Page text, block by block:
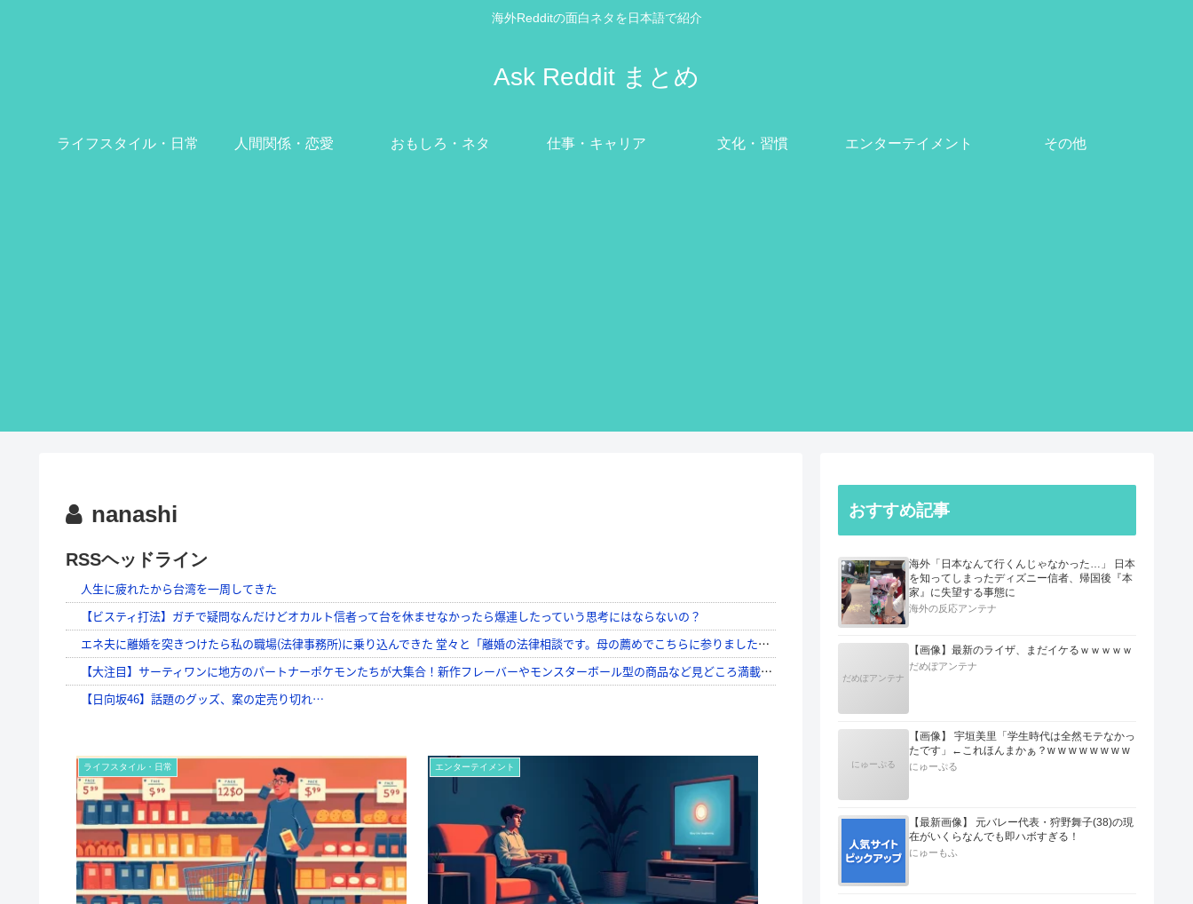
海外Redditの面白ネタを日本語で紹介
Ask Reddit まとめ
ライフスタイル・日常 人間関係・恋愛 おもしろ・ネタ 仕事・キャリア 文化・習慣 エンターテイメント その他
nanashi
RSSヘッドライン
ライフスタイル・日常 エンターテイメント
おすすめ記事
海外「日本なんて行くんじゃなかった…」 日本
を知ってしまったディズニー信者、帰国後『本
家』に失望する事態に
海外の反応アンテナ
だめぽアンテナ
【画像】最新のライザ、まだイケるｗｗｗｗｗ
だめぽアンテナ
にゅーぷる
【画像】 宇垣美里「学生時代は全然モテなかっ
たです」←これほんまかぁ？w w w w w w w w
にゅーぷる
【最新画像】 元バレー代表・狩野舞子(38)の現
在がいくらなんでも即ハボすぎる！
にゅーもふ